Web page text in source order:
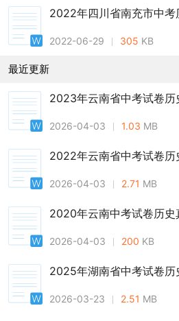
2022年四川省南充市中考
2022-06-29 305 KB
最近更新
2023年云南省中考试卷历
2026-04-03 1.03 MB
2022年云南省中考试卷历
2026-04-03 2.71 MB
2020年云南中考试卷历史
2026-04-03 200 KB
2025年湖南省中考试卷历
2026-03-23 2.51 MB